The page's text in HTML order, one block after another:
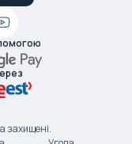
захищені.